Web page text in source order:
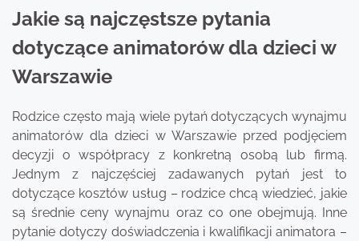
Jakie są najczęstsze pytania
dotyczące animatorów dla dzieci w
Warszawie
Rodzice często mają wiele pytań dotyczących wynajmu
animatorów dla dzieci w Warszawie przed podjęciem
decyzji o współpracy z konkretną osobą lub firmą.
Jednym z najczęściej zadawanych pytań jest to
dotyczące kosztów usług – rodzice chcą wiedzieć, jakie
są średnie ceny wynajmu oraz co one obejmują. Inne
pytanie dotyczy doświadczenia i kwalifikacji animatora –